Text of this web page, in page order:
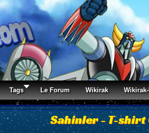
Tags Le Forum Wikirak
Sahinler - T-shirt